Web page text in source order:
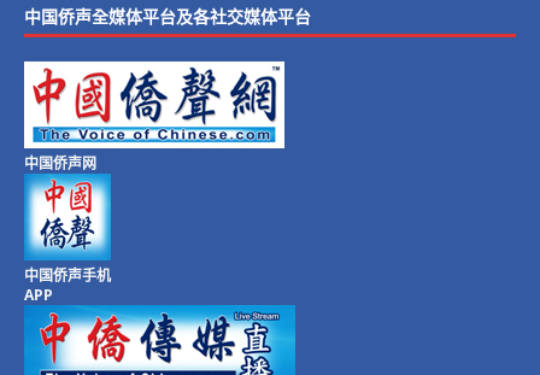
中国侨声全媒体平台及各社交媒体平台
中国侨声网
中国侨声手机
APP